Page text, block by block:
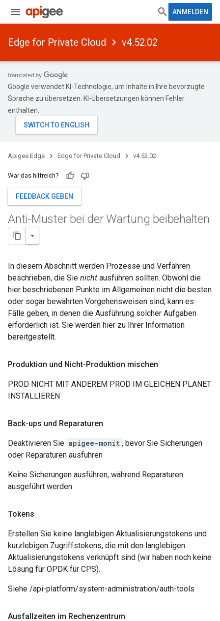
ANMELDEN
Edge for Private Cloud v4.52.02
Google verwendet KI-Technologie, um Inhalte in Ihre bevorzugte
Sprache zu übersetzen. KI-Übersetzungen können Fehler
enthalten.
Apigee Edge Edge for Private Cloud v4.52.02
War das hilfreich?
FEEDBACK GEBEN
Anti-Muster bei der Wartung beibehalten
In diesem Abschnitt werden Prozesse und Verfahren
beschrieben, die Sie nicht ausführen sollten. Obwohl die
hier beschriebenen Punkte im Allgemeinen nicht die besten
oder sogar bewährten Vorgehensweisen sind, kann es
Fälle geben, in denen die Ausführung solcher Aufgaben
erforderlich ist. Sie werden hier zu Ihrer Information
bereitgestellt.
Produktion und Nicht-Produktion mischen
PROD NICHT MIT ANDEREM PROD IM GLEICHEN PLANET
INSTALLIEREN
Back-ups und Reparaturen
Deaktivieren Sie apigee-monit , bevor Sie Sicherungen
oder Reparaturen ausführen
Keine Sicherungen ausführen, während Reparaturen
ausgeführt werden
Tokens
Erstellen Sie keine langlebigen Aktualisierungstokens und
kurzlebigen Zugriffstokens, die mit den langlebigen
Aktualisierungstokens verknüpft sind (wir haben noch keine
Lösung für OPDK für CPS).
Siehe /api-platform/system-administration/auth-tools
Ausfallzeiten im Rechenzentrum